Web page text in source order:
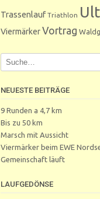
Trassenlauf Triathlon
ViermärkerVortrag
NEUESTE BEITRÄGE
9 Runden a 4,7 km
Bis zu 50 km
Marsch mit Aussicht
Viermärker beim EWE
Gemeinschaft läuft
LAUFGEDÖNSE